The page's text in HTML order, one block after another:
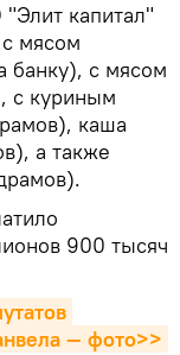
капитал"
мясом
банку), с мясом
с куриным
каша
а также
900 тысяч
— фото>>